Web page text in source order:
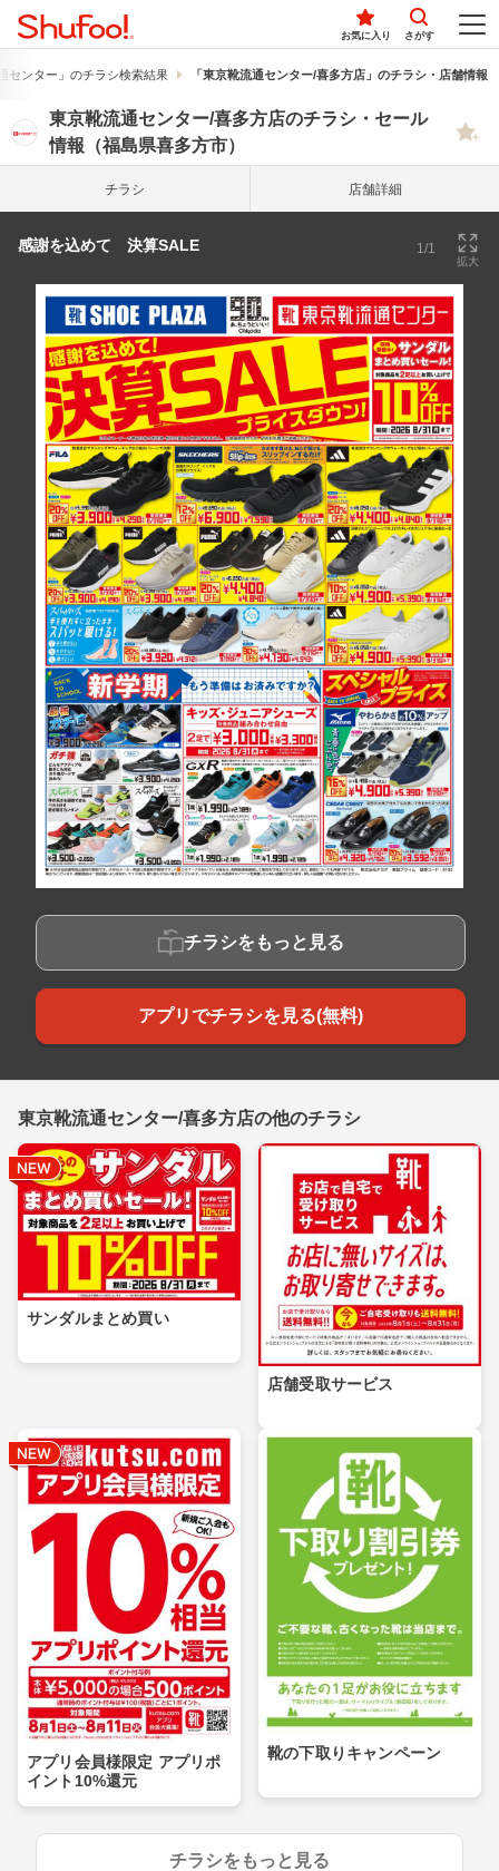
お気に入り さがす
センター」のチラシ検索結果 「東京靴流通センター/喜多方店」のチラシ・店舗情報
東京靴流通センター/喜多方店のチラシ・セール
情報（福島県喜多方市）
チラシ 店舗詳細
感謝を込めて 決算SALE 1/1
拡大
チラシをもっと見る
アプリでチラシを見る(無料)
東京靴流通センター/喜多方店の他のチラシ
サンダルまとめ買い
店舗受取サービス
アプリ会員様限定 アプリポ
イント10%還元
靴の下取りキャンペーン
チラシをもっと見る